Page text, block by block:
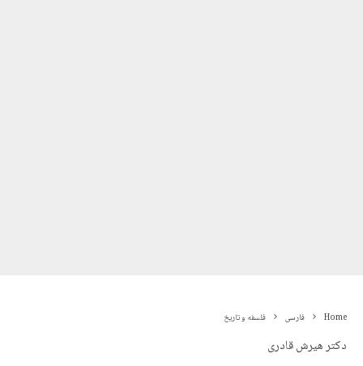
Home فارسی فلسفه و تاریخ
دکتر هیرش قادری